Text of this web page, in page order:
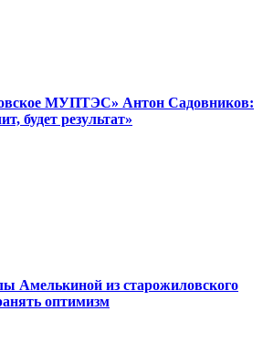
МУПТЭС» Антон Садовников:
будет результат»
Амелькиной из старожиловского
оптимизм